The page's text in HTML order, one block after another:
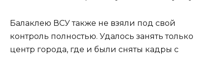
Балаклею ВСУ также не взяли под свой
контроль полностью. Удалось занять только
центр города, где и были сняты кадры с